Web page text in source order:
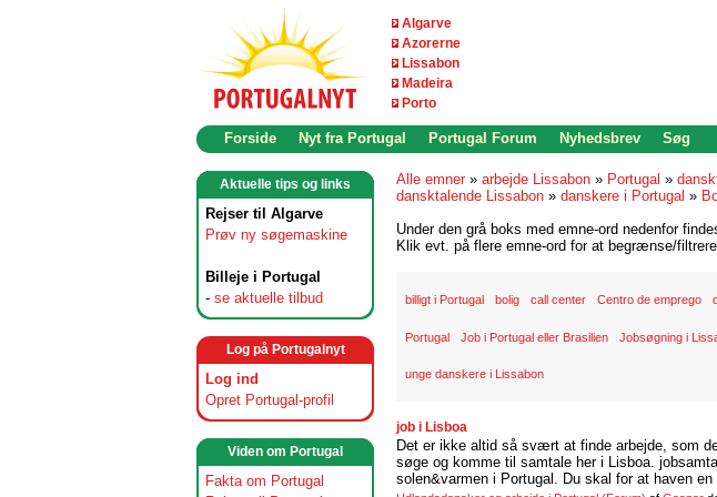
Algarve
Azorerne
Lissabon
Madeira
Porto
Forside Nyt fra Portugal Portugal Forum Nyhedsbrev Søg
Aktuelle tips og links
Rejser til Algarve
Prøv ny søgemaskine
Billeje i Portugal
- se aktuelle tilbud
Log på Portugalnyt
Log ind
Opret Portugal-profil
Viden om Portugal
Fakta om Portugal
Alle emner » arbejde Lissabon » Portugal »
dansktalende Lissabon » danskere i Portugal »
Under den grå boks med emne-ord nedenfor
Klik evt. på flere emne-ord for at begrænse/
billigt i Portugal bolig call center Centro de emprego
Portugal Job i Portugal eller Brasilien Jobsøgning i
unge danskere i Lissabon
job i Lisboa
Det er ikke altid så svært at finde arbejde, som
søge og komme til samtale her i Lisboa.
solen&varmen i Portugal. Du skal for at haven